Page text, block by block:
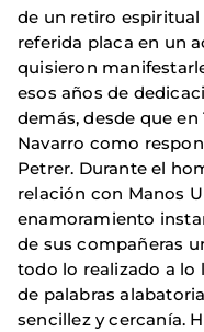
de un retiro
referida placa en un
quisieron
esos años de
demás, desde que
Navarro como
Petrer. Durante el
relación con Manos
enamoramiento
de sus compañeras
todo lo realizado a lo
de palabras
sencillez y cercanía.